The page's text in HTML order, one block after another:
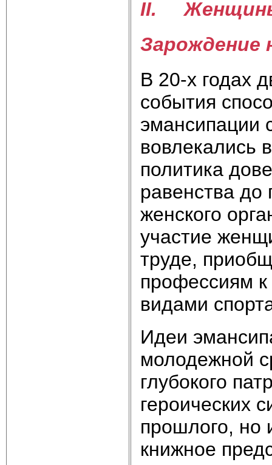
II. Женщины
Зарождение
В 20-х годах
события
эмансипации
вовлекались
политика
равенства до
женского
участие
труде,
профессиям
видами
Идеи
молодежной
глубокого
героических
прошлого, но
книжное